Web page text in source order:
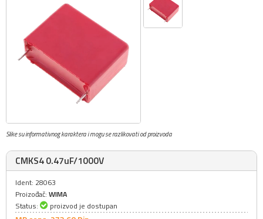
Slike su informativnog karaktera i mogu se razlikovati od proizvoda
CMKS4 0.47uF/1000V
Ident: 28063
Proizođač: WIMA
Status:
proizvod je dostupan